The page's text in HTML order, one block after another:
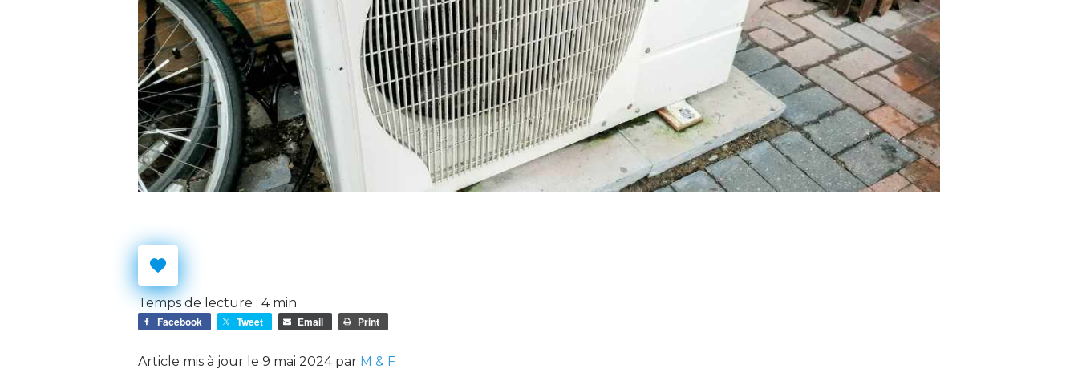
Hit enter to search or ESC to close
Temps de lecture : 4 min.
Facebook Tweet Email Print
Article mis à jour le 9 mai 2024 par M & F